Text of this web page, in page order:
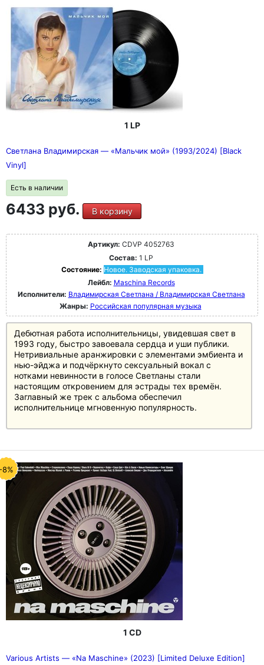
1 LP
Светлана Владимирская — «Мальчик мой» (1993/2024) [Black
Vinyl]
Есть в наличии
6433 руб. В корзину
Артикул: CDVP 4052763
Состав: 1 LP
Состояние: Новое. Заводская упаковка.
Лейбл: Maschina Records
Исполнители: Владимирская Светлана / Владимирская Светлана
Жанры: Российская популярная музыка
Дебютная работа исполнительницы, увидевшая свет в
1993 году, быстро завоевала сердца и уши публики.
Нетривиальные аранжировки с элементами эмбиента и
нью-эйджа и подчёркнуто сексуальный вокал с
нотками невинности в голосе Светланы стали
настоящим откровением для эстрады тех времён.
Заглавный же трек с альбома обеспечил
исполнительнице мгновенную популярность.
8%
1 CD
Various Artists — «Na Maschine» (2023) [Limited Deluxe Edition]